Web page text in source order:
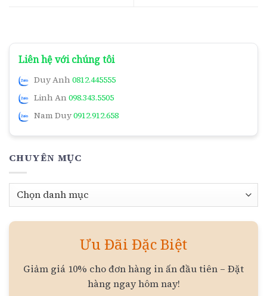
Liên hệ với chúng tôi
Duy Anh 0812.445555
Linh An 098.343.5505
Nam Duy0912.912.658
CHUYÊN MỤC
Chuyên
Ưu Đãi Đặc Biệt
Giảm giá 10% cho đơn hàng in ấn đầu tiên – Đặt
hàng ngay hôm nay!